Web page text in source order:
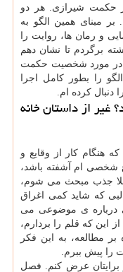
حکمت شیرازی. هر دو
مبنای همین الگو به
و رمان ها، روایت را
برگردم تا نشان دهم
در مورد شخصیت حکمت
را بطور کامل اجرا
کرده ام.
غیر از داستان خانه
هنگام کار از وقایع و
شخصی ام آشفته باشد،
جذب مبحث می شوم،
که شاید کمی اغراق
درباره ی موضوعی می
این که قلم را بردارم،
مطالعه، به این فکر
را پیش ببرم.
عرض کنم. فصل